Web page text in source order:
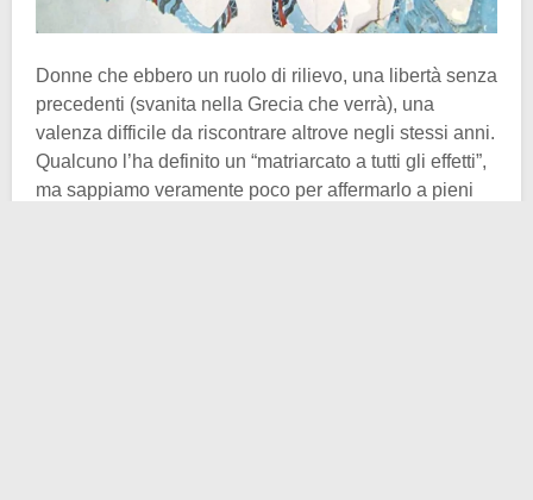
Donne che ebbero un ruolo di rilievo, una libertà senza
precedenti (svanita nella Grecia che verrà), una
valenza difficile da riscontrare altrove negli stessi anni.
Qualcuno l’ha definito un “matriarcato a tutti gli effetti”,
ma sappiamo veramente poco per affermarlo a pieni